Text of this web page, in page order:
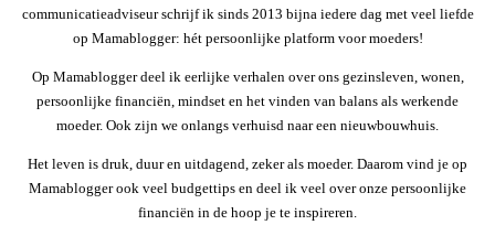
communicatieadviseur schrijf ik sinds 2013 bijna iedere dag met veel liefde
op Mamablogger: hét persoonlijke platform voor moeders!
Op Mamablogger deel ik eerlijke verhalen over ons gezinsleven, wonen,
persoonlijke financiën, mindset en het vinden van balans als werkende
moeder. Ook zijn we onlangs verhuisd naar een nieuwbouwhuis.
Het leven is druk, duur en uitdagend, zeker als moeder. Daarom vind je op
Mamablogger ook veel budgettips en deel ik veel over onze persoonlijke
financiën in de hoop je te inspireren.